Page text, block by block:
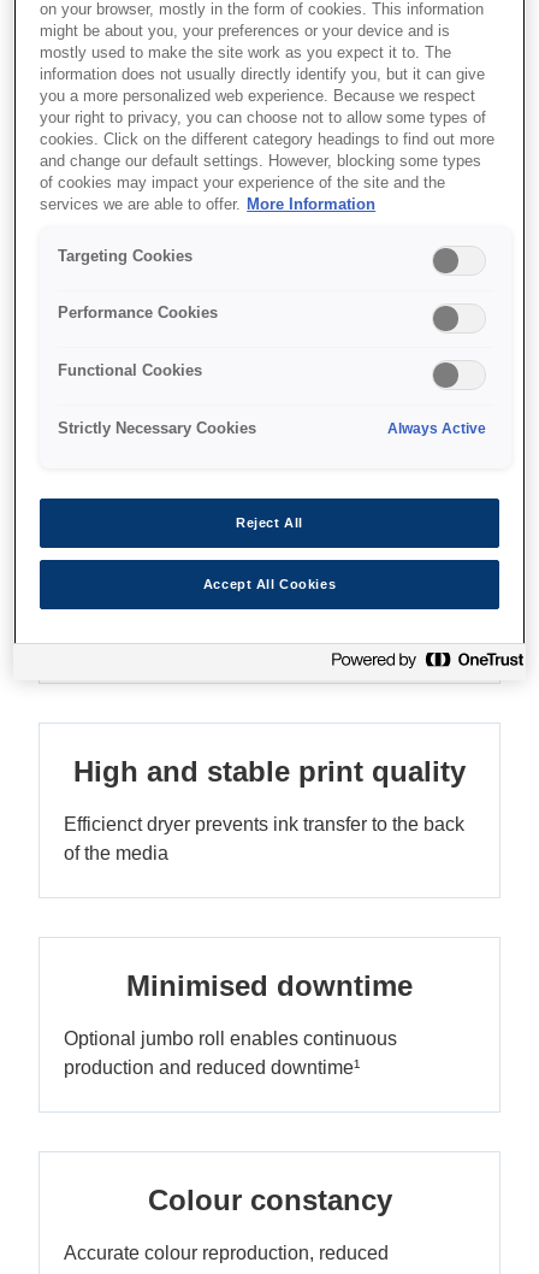
need high-quality 76-inch dye
sublimation output.
High productivity
High & stable print quality
Minimised downtime
Find support
High productivity
Improve efficiency and lower costs
High and stable print quality
Efficienct dryer prevents ink transfer to the back
of the media
Minimised downtime
Optional jumbo roll enables continuous
production and reduced downtime¹
Colour constancy
Accurate colour reproduction, reduced
on your browser, mostly in the form of cookies. This information
might be about you, your preferences or your device and is
mostly used to make the site work as you expect it to. The
information does not usually directly identify you, but it can give
you a more personalized web experience. Because we respect
your right to privacy, you can choose not to allow some types of
cookies. Click on the different category headings to find out more
and change our default settings. However, blocking some types
of cookies may impact your experience of the site and the
services we are able to offer. More Information
Targeting Cookies
Performance Cookies
Functional Cookies
Strictly Necessary Cookies Always Active
Reject All
Accept All Cookies